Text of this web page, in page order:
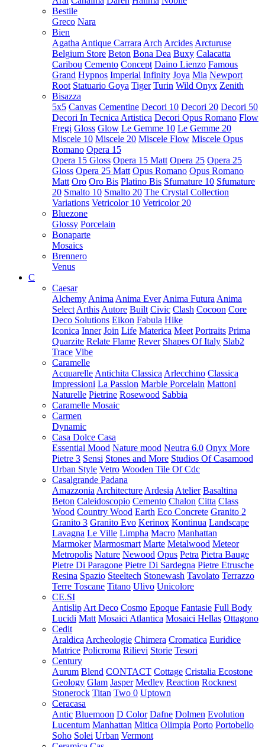
Bestile
Greco Nara
Bien
Agatha Antique Carrara Arch Arcides Arcturuse
Belgium Store Beton Bona Dea Buxy Calacatta
Caribou Cemento Concept Daino Lienzo Famous
Grand Hypnos Imperial Infinity Joya Mia Newport
Root Statuario Goya Tiger Turin Wild Onyx Zenith
Bisazza
5x5 Canvas Cementine Decori 10 Decori 20 Decori 50
Decori In Tecnica Artistica Decori Opus Romano Flow
Fregi Gloss Glow Le Gemme 10 Le Gemme 20
Miscele 10 Miscele 20 Miscele Flow Miscele Opus
Romano Opera 15
Opera 15 Gloss Opera 15 Matt Opera 25 Opera 25
Gloss Opera 25 Matt Opus Romano Opus Romano
Matt Oro Oro Bis Platino Bis Sfumature 10 Sfumature
20 Smalto 10 Smalto 20 The Crystal Collection
Variations Vetricolor 10 Vetricolor 20
Bluezone
Glossy Porcelain
Bonaparte
Mosaics
Brennero
Venus
C
Caesar
Alchemy Anima Anima Ever Anima Futura Anima
Select Arthis Autore Built Civic Clash Cocoon Core
Deco Solutions Eikon Fabula Hike
Iconica Inner Join Life Materica Meet Portraits Prima
Quarzite Relate Flame Rever Shapes Of Italy Slab2
Trace Vibe
Caramelle
Acquarelle Antichita Classica Arlecchino Classica
Impressioni La Passion Marble Porcelain Mattoni
Naturelle Pietrine Rosewood Sabbia
Caramelle Mosaic
Carmen
Dynamic
Casa Dolce Casa
Essential Mood Nature mood Neutra 6.0 Onyx More
Pietre 3 Sensi Stones and More Studios Of Casamood
Urban Style Vetro Wooden Tile Of Cdc
Casalgrande Padana
Amazzonia Architecture Ardesia Atelier Basaltina
Beton Caleidoscopio Cemento Chalon Citta Class
Wood Country Wood Earth Eco Concrete Granito 2
Granito 3 Granito Evo Kerinox Kontinua Landscape
Lavagna Le Ville Limpha Macro Manhattan
Marmoker Marmosmart Marte Metalwood Meteor
Metropolis Nature Newood Opus Petra Pietra Bauge
Pietre Di Paragone Pietre Di Sardegna Pietre Etrusche
Resina Spazio Steeltech Stonewash Tavolato Terrazzo
Terre Toscane Titano Ulivo Unicolore
CE.SI
Antislip Art Deco Cosmo Epoque Fantasie Full Body
Lucidi Matt Mosaici Atlantica Mosaici Hellas Ottagono
Cedit
Araldica Archeologie Chimera Cromatica Euridice
Matrice Policroma Rilievi Storie Tesori
Century
Aurum Blend CONTACT Cottage Cristalia Ecostone
Geology Glam Jasper Medley Reaction Rocknest
Stonerock Titan Two 0 Uptown
Ceracasa
Antic Bluemoon D Color Dafne Dolmen Evolution
Lucentum Manhattan Mitica Olimpia Porto Portobello
Soho Solei Urban Vermont